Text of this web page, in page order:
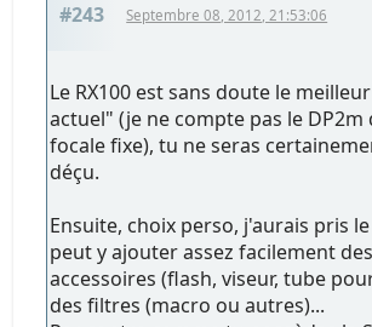
#243 Septembre 08, 2012, 21:53:06
Le RX100 est sans doute le
actuel" (je ne compte pas le DP2m
focale fixe), tu ne seras
déçu.
Ensuite, choix perso, j'aurais pris le
peut y ajouter assez facilement des
accessoires (flash, viseur, tube
des filtres (macro ou autres)...